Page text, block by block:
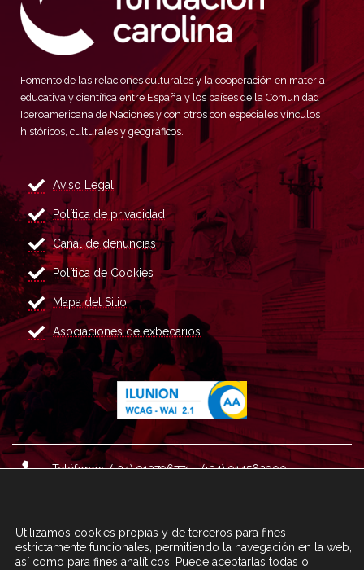
Fomento de las relaciones culturales y la cooperación en materia
educativa y científica entre España y los países de la Comunidad
Iberoamericana de Naciones y con otros con especiales vínculos
históricos, culturales y geográficos.
Aviso Legal
Política de privacidad
Canal de denuncias
Política de Cookies
Mapa del Sitio
Asociaciones de exbecarios
Teléfonos: (+34) 913796771 - (+34) 914562900
Correo : informacion@fundacioncarolina.es
Utilizamos cookies propias y de terceros para fines
estrictamente funcionales, permitiendo la navegación en la web,
así como para fines analíticos. Puede aceptarlas todas o